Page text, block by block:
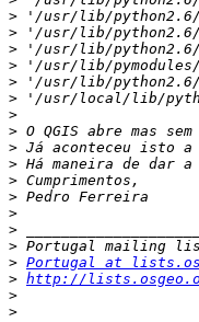
>
>
>
>
>
>
>
>
>
>
>
>
>
>
>
> Portugal at
> http://
>
>